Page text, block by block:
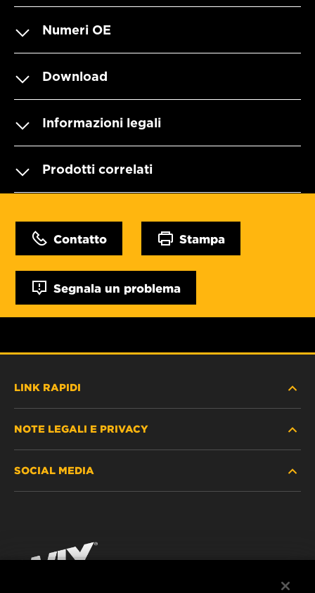
Numeri OE
Download
Informazioni legali
Prodotti correlati
Contatto Stampa
Segnala un problema
LINK RAPIDI
DOVE ACQUISTARE
CONTATTACI
NOTE LEGALI E PRIVACY
IMPRESSUM
SOCIAL MEDIA
YouTube